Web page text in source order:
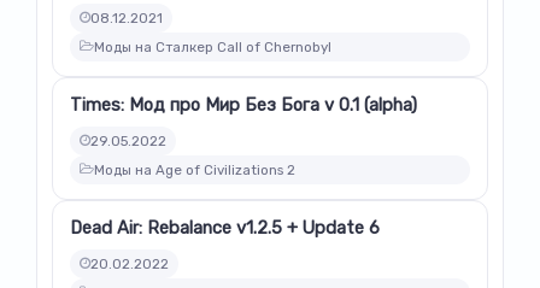
08.12.2021
Моды на Сталкер Call of Chernobyl
Times: Мод про Мир Без Бога v 0.1 (alpha)
29.05.2022
Моды на Age of Civilizations 2
Dead Air: Rebalance v1.2.5 + Update 6
20.02.2022